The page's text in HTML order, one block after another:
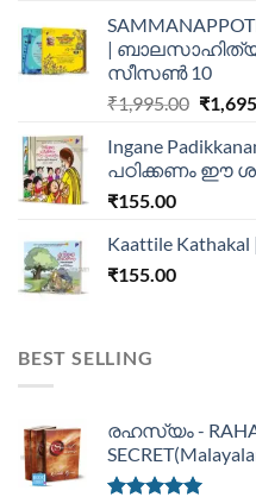
|
സീസൺ 10
₹1,995.00 ₹
Ingane
പഠിക്കണം ഈ
₹155.00
Kaattile
₹155.00
BEST SELLING
രഹസ്യം -